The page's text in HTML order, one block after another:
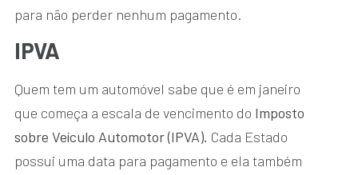
para não perder nenhum pagamento.
IPVA
Quem tem um automóvel sabe que é em janeiro
que começa a escala de vencimento do Imposto
sobre Veículo Automotor (IPVA). Cada Estado
possui uma data para pagamento e ela também